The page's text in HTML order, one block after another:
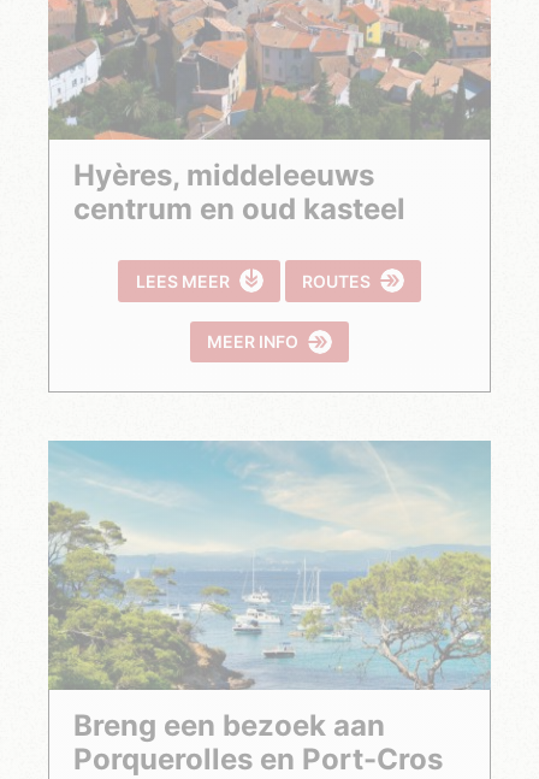
Hyères, middeleeuws
centrum en oud kasteel
LEES MEER ROUTES
MEER INFO
Breng een bezoek aan
Porquerolles en Port-Cros